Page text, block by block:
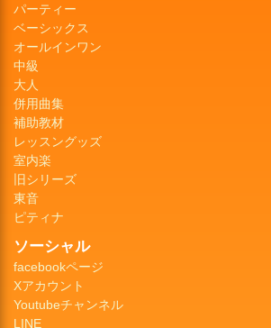
パーティー
ベーシックス
オールインワン
中級
大人
併用曲集
補助教材
レッスングッズ
室内楽
旧シリーズ
東音
ピティナ
ソーシャル
facebookページ
Xアカウント
Youtubeチャンネル
LINE